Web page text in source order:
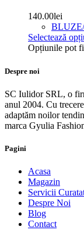
140.00lei
Selectează
Opțiunile pot
Despre noi
SC Iulidor SRL, o
anul 2004. Cu
adaptăm noilor
marca Gyulia
Pagini
Acasa
Magazin
Servicii
Despre Noi
Blog
Contact